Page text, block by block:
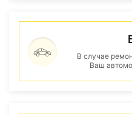
В случае
Ваш